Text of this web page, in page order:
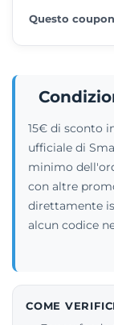
Questo
15€ di sconto
ufficiale di
minimo
con altre
direttamente
alcun codice
COME